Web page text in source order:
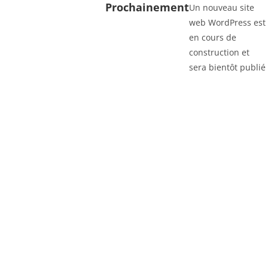
ProchainementUn nouveau site
web WordPress est
en cours de
construction et
sera bientôt publié